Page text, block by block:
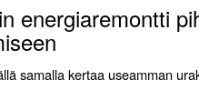
energiaremontti
samalla kertaa useamman